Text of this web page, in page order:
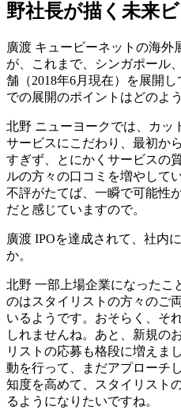
野社長が描く未来
廣渡 キュービーネットの海外
が、これまで、シンガポール
舗（2018年6月現在）を展開
での展開のポイントはどのよ
北野 ニューヨークでは、カッ
サービスにこだわり、最初か
すぎず、とにかくサービスの
ルの方々の口コミを増やして
不評がたてば、一瞬で可能性
だと感じていますので。
廣渡 IPOを達成されて、社内
か。
北野 一部上場企業になったこ
のはスタイリストの方々のご
いるようです。おそらく、そ
しれませんね。あと、新規の
リストの応募も格段に増えま
動を行って、まだアプローチ
知度を高めて、スタイリスト
るようになりたいですね。